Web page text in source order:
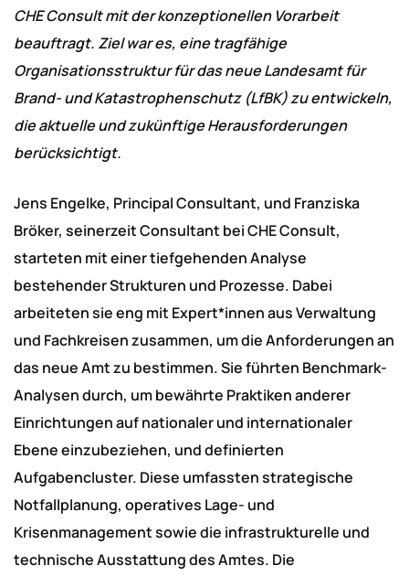
CHE Consult mit der konzeptionellen Vorarbeit
beauftragt. Ziel war es, eine tragfähige
Organisationsstruktur für das neue Landesamt für
Brand- und Katastrophenschutz (LfBK) zu entwickeln,
die aktuelle und zukünftige Herausforderungen
berücksichtigt.
Jens Engelke, Principal Consultant, und Franziska
Bröker, seinerzeit Consultant bei CHE Consult,
starteten mit einer tiefgehenden Analyse
bestehender Strukturen und Prozesse. Dabei
arbeiteten sie eng mit Expert*innen aus Verwaltung
und Fachkreisen zusammen, um die Anforderungen an
das neue Amt zu bestimmen. Sie führten Benchmark-
Analysen durch, um bewährte Praktiken anderer
Einrichtungen auf nationaler und internationaler
Ebene einzubeziehen, und definierten
Aufgabencluster. Diese umfassten strategische
Notfallplanung, operatives Lage- und
Krisenmanagement sowie die infrastrukturelle und
technische Ausstattung des Amtes. Die